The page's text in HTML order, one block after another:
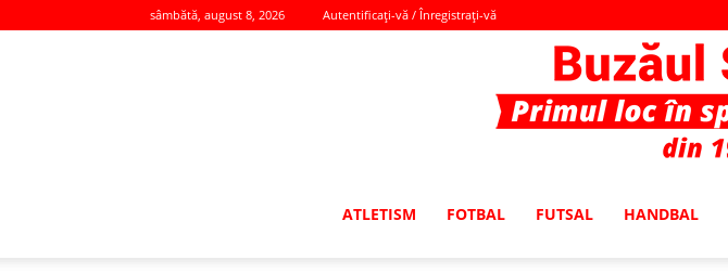
sâmbătă, august 8, 2026 Autentificați-vă / Înregistrați-vă
ATLETISM FOTBAL FUTSAL HANDBAL